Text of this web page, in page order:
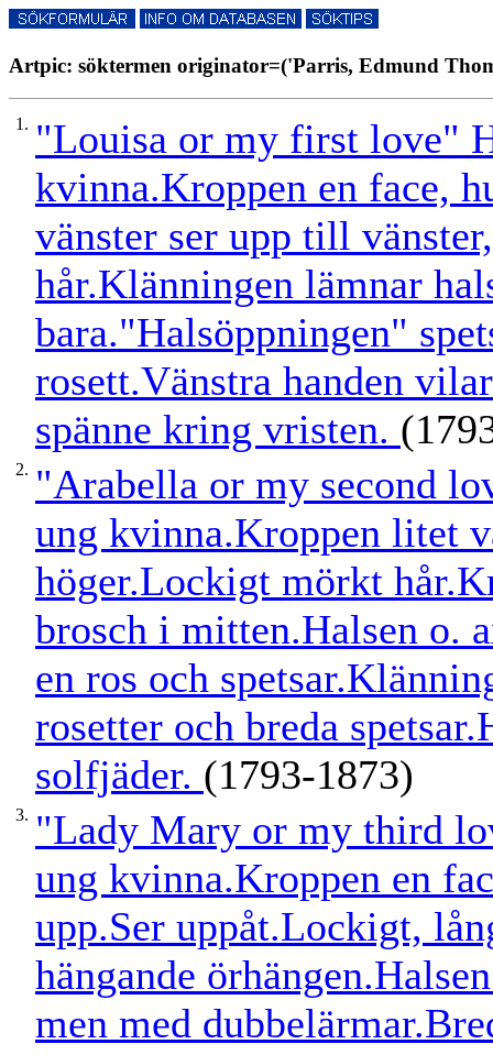
Artpic: söktermen originator=('Parris, Edmund
1. "Louisa or my first love"
kvinna.Kroppen en face,
vänster ser upp till
hår.Klänningen lämnar
bara."Halsöppningen"
rosett.Vänstra handen
spänne kring vristen.
2. "Arabella or my second
ung kvinna.Kroppen litet
höger.Lockigt mörkt
brosch i mitten.Halsen o.
en ros och
rosetter och breda
solfjäder. (1793-1873)
3. "Lady Mary or my third
ung kvinna.Kroppen en
upp.Ser uppåt.Lockigt,
hängande
men med